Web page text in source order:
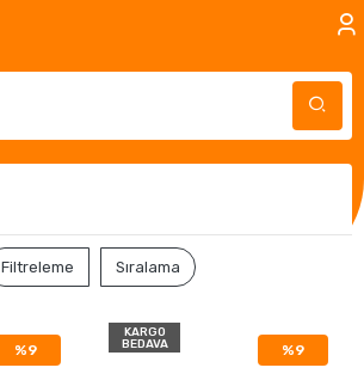
Filtreleme Sıralama
%9
KARGO
BEDAVA
%9